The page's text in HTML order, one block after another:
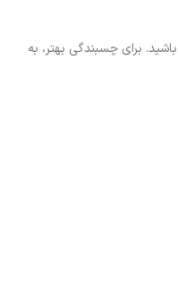
برای چسبندگی بهتر، به